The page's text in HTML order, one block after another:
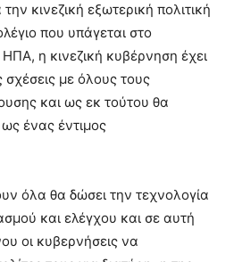
κινεζική εξωτερική πολιτική
που υπάγεται στο
η κινεζική κυβέρνηση έχει
σχέσεις με όλους τους
και ως εκ τούτου θα
ένας έντιμος
όλα θα δώσει την τεχνολογία
και ελέγχου και σε αυτή
οι κυβερνήσεις να